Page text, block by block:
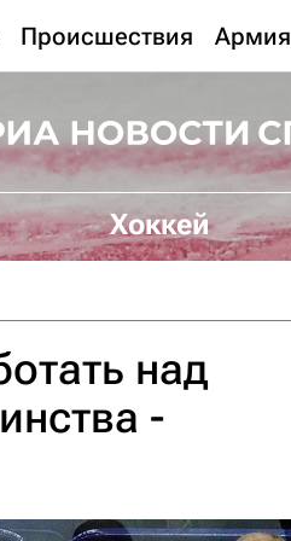
Происшествия Армия
Хоккей
над
-